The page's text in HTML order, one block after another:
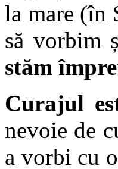
la mare (în
să vorbim
stăm
Curajul
nevoie de
a vorbi cu